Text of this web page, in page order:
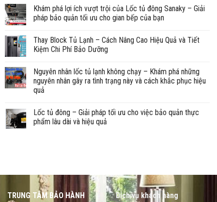
Khám phá lợi ích vượt trội của Lốc tủ đông Sanaky – Giải
pháp bảo quản tối ưu cho gian bếp của bạn
Thay Block Tủ Lạnh – Cách Nâng Cao Hiệu Quả và Tiết
Kiệm Chi Phí Bảo Dưỡng
Nguyên nhân lốc tủ lạnh không chạy – Khám phá những
nguyên nhân gây ra tình trạng này và cách khắc phục hiệu
quả
Lốc tủ đông – Giải pháp tối ưu cho việc bảo quản thực
phẩm lâu dài và hiệu quả
TRUNG TÂM BẢO HÀNH
Dịch vụ khách hàng